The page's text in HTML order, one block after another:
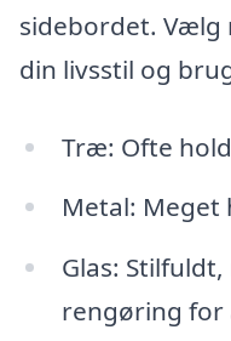
sidebordet. Vælg
din livsstil og
Træ: Ofte
Metal:
Glas:
rengøring for